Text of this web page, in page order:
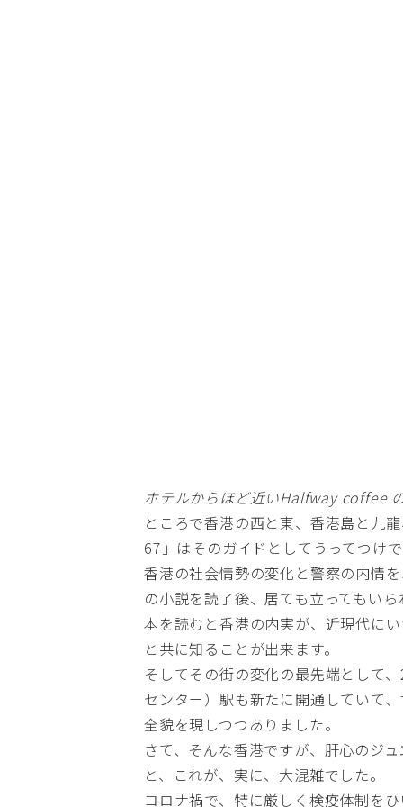
ホテルからほど近いHalfway coffee
ところで香港の西と東、香港島と九
67 」はそのガイドとしてうってつけ
香港の社会情勢の変化と警察の内情
の小説を読了後、居ても立ってもい
本を読むと香港の内実が、近現代に
と共に知ることが出来ます。
そしてその街の変化の最先端として
センター）駅も新たに開通していて
全貌を現しつつありました。
さて、そんな香港ですが、肝心のジ
と、これが、実に、大混雑でした。
コロナ禍で、特に厳しく検疫体制を